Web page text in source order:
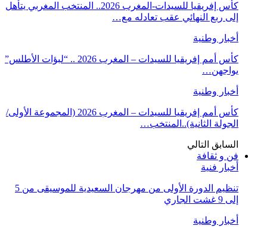
كأس إفريقيا للسيدات-المغرب 2026.. المنتخب المغربي يتأهل
إلى ربع النهائي عقب تعادله مع…
أخبار وطنية
كأس أمم إفريقيا للسيدات – المغرب 2026 .. “لبؤات الأطلس”
يواجهن…
أخبار وطنية
كأس أمم إفريقيا للسيدات – المغرب 2026 (المجموعة الأولى/
الجولة الثانية)..المنتخب…
السابقالتالي
فن و ثقافة
أخبار فنية
تنظيم الدورة الأولى من مهرجان السعيدية للموسيقى من 5
إلى 9 غشت الجاري
أخبار وطنية